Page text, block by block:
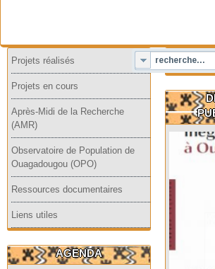
Projets réalisés
Projets en cours
Après-Midi de la Recherche
(AMR)
Observatoire de Population de
Ouagadougou (OPO)
Ressources documentaires
Liens utiles
AGENDA